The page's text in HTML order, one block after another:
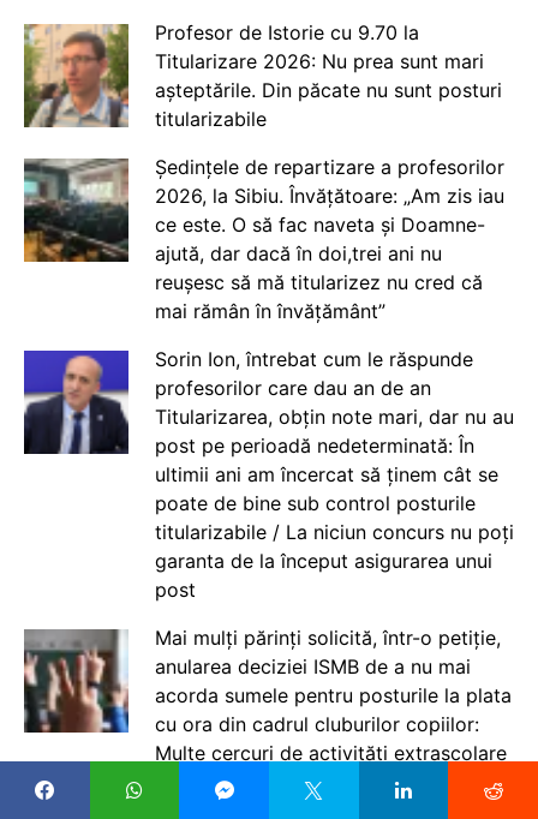
Profesor de Istorie cu 9.70 la
Titularizare 2026: Nu prea sunt mari
așteptările. Din păcate nu sunt posturi
titularizabile
Ședințele de repartizare a profesorilor
2026, la Sibiu. Învățătoare: „Am zis iau
ce este. O să fac naveta și Doamne-
ajută, dar dacă în doi,trei ani nu
reușesc să mă titularizez nu cred că
mai rămân în învățământ”
Sorin Ion, întrebat cum le răspunde
profesorilor care dau an de an
Titularizarea, obțin note mari, dar nu au
post pe perioadă nedeterminată: În
ultimii ani am încercat să ținem cât se
poate de bine sub control posturile
titularizabile / La niciun concurs nu poți
garanta de la început asigurarea unui
post
Mai mulți părinți solicită, într-o petiție,
anularea deciziei ISMB de a nu mai
acorda sumele pentru posturile la plata
cu ora din cadrul cluburilor copiilor:
Multe cercuri de activități extrașcolare
vor dispărea de la 1 septembrie, spun